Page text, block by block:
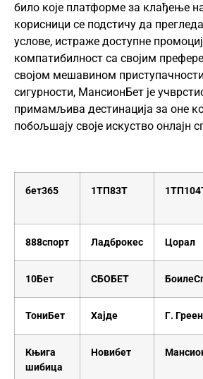
било које платформе за клађење
корисници се подстичу да
услове, истраже доступне
компатибилност са својим
својом мешавином
сигурности, МансионБет је
примамљива дестинација за оне
побољшају своје искуство онлајн
бет365 1ТП83Т
888спорт Ладброкес Цорал
10Бет СБОБЕТ
ТониБет Хајде Г. Греен
Књига
шибица
Новибет